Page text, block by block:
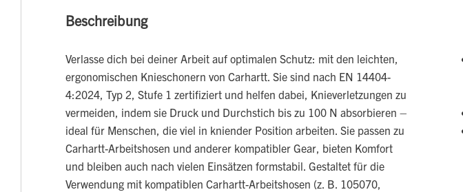
Beschreibung
Verlasse dich bei deiner Arbeit auf optimalen Schutz: mit den leichten,
ergonomischen Knieschonern von Carhartt. Sie sind nach EN 14404-
4:2024, Typ 2, Stufe 1 zertifiziert und helfen dabei, Knieverletzungen zu
vermeiden, indem sie Druck und Durchstich bis zu 100 N absorbieren –
ideal für Menschen, die viel in kniender Position arbeiten. Sie passen zu
Carhartt-Arbeitshosen und anderer kompatibler Gear, bieten Komfort
und bleiben auch nach vielen Einsätzen formstabil. Gestaltet für die
Verwendung mit kompatiblen Carhartt-Arbeitshosen (z. B. 105070,